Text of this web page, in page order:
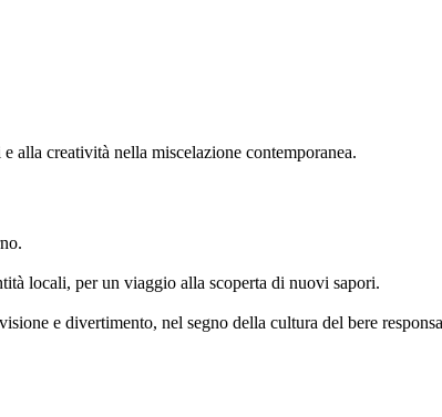
creatività nella miscelazione contemporanea.
locali, per un viaggio alla scoperta di nuovi sapori.
e divertimento, nel segno della cultura del bere